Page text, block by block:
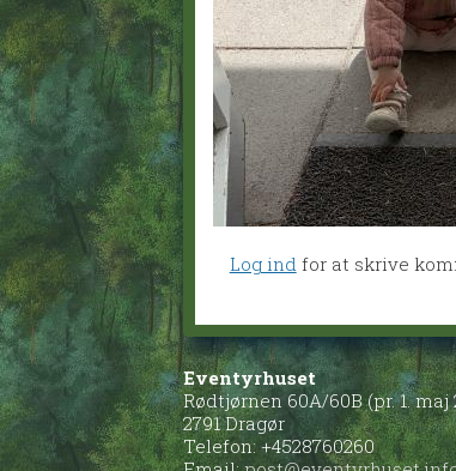
Log ind for at skrive
Eventyrhuset
Rødtjørnen 60A/60B (pr. 1.
2791 Dragør
Telefon: +4528760260